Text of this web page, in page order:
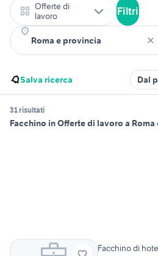
Offerte di
lavoro
Filtri
Salva ricerca Dal
31 risultati
Facchino in Offerte di lavoro a
Facchino di